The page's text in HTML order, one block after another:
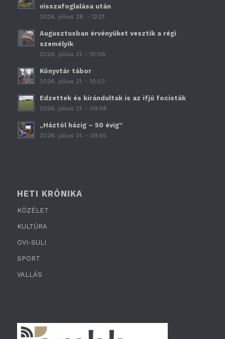
visszafoglalása után
2026. július 28. - 12:21
Augusztusban érvényüket vesztik a régi
személyik
2026. július 21. - 10:06
Könyvtár tábor
2026. július 21. - 10:03
Edzettek és kirándultak is az ifjú focisták
2026. július 21. - 09:58
„Háztól házig – 50 évig”
2026. július 21. - 09:55
HETI KRÓNIKA
KÖZÉLET
KULTÚRA
OVI-SULI
SPORT
VALLÁS